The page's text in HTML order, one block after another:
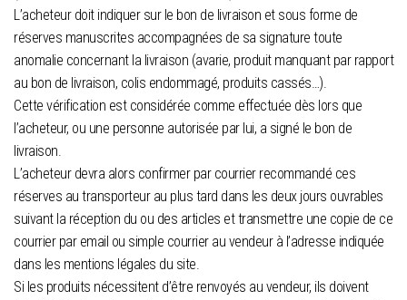
L’acheteur doit indiquer sur le bon de livraison et sous forme de
réserves manuscrites accompagnées de sa signature toute
anomalie concernant la livraison (avarie, produit manquant par rapport
au bon de livraison, colis endommagé, produits cassés…).
Cette vérification est considérée comme effectuée dès lors que
l’acheteur, ou une personne autorisée par lui, a signé le bon de
livraison.
L’acheteur devra alors confirmer par courrier recommandé ces
réserves au transporteur au plus tard dans les deux jours ouvrables
suivant la réception du ou des articles et transmettre une copie de ce
courrier par email ou simple courrier au vendeur à l’adresse indiquée
dans les mentions légales du site.
Si les produits nécessitent d’être renvoyés au vendeur, ils doivent